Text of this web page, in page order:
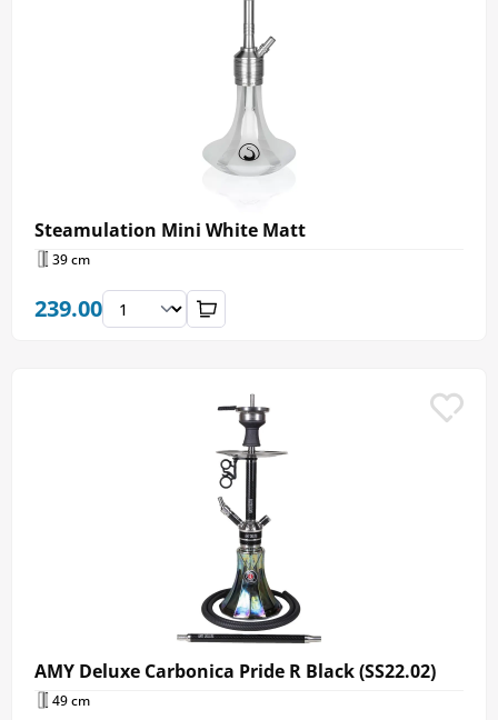
Steamulation Mini White Matt
39 cm
239.00
AMY Deluxe Carbonica Pride R Black (SS22.02)
49 cm